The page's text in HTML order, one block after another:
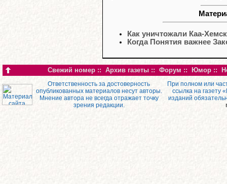
Как уничтожали Каа-
Когда Понятия важнее
Свежий номер :: Архив газеты :: Форум :: Юмор ::
Ответственность за достоверность
опубликованных материалов несут авторы.
Мнение автора не всегда отражает точку
зрения редакции.
При полном или
ссылка на газету
изданий